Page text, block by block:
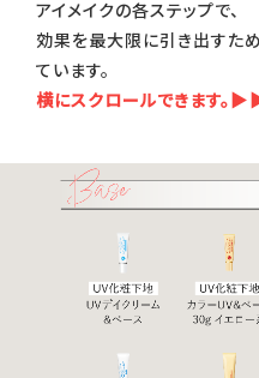
アイメイクの各ステップで、
効果を最大限に引き出すた
ています。
横にスクロールできます。